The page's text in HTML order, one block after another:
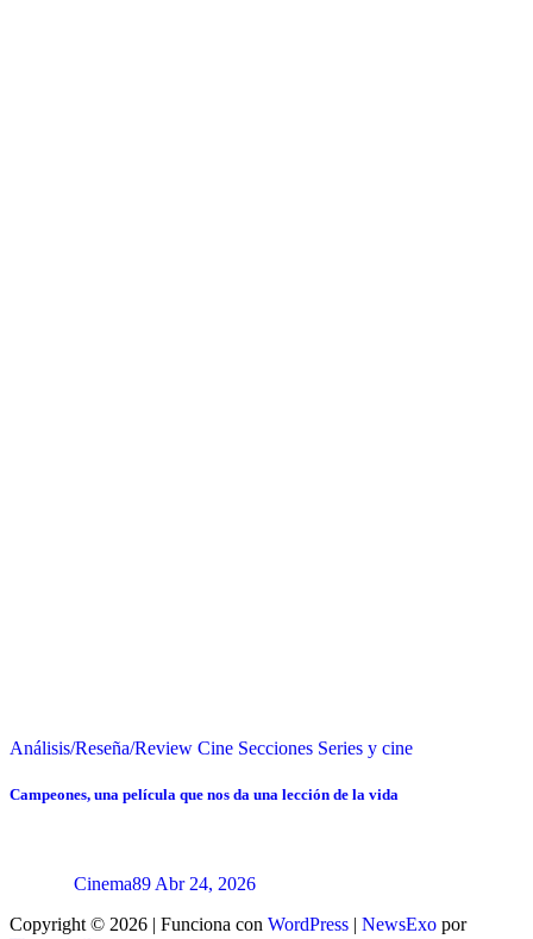
Análisis/Reseña/Review Cine Secciones Series y cine
Campeones, una película que nos da una lección de la vida
Cinema89 Abr 24, 2026
Copyright © 2026 | Funciona con WordPress | NewsExo por